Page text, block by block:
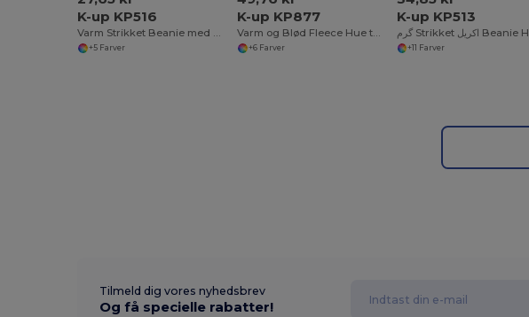
K-up KP516
Varm Strikket Beanie med Ribkant
+5 Farver
K-up KP877
Varm og Blød Fleece Hue til Vinterbrug
+6 Farver
K-up KP513
+11 Farver
Tilmeld dig vores nyhedsbrev
Og få specielle rabatter!